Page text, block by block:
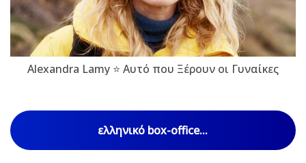
Alexandra Lamy ⭐ Αυτό που Ξέρουν οι Γυναίκες
ελληνικό box-office...